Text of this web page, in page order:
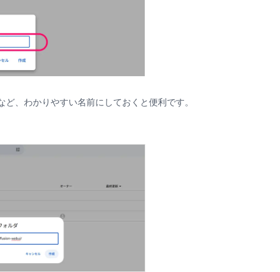
ど、わかりやすい名前にしておくと便利です。